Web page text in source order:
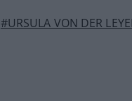
#URSULA VON DER